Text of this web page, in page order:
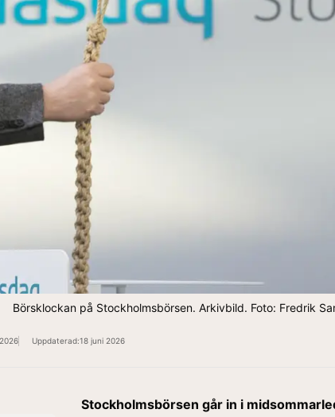
Börsklockan på Stockholmsbörsen. Arkivbild. Foto: Fredrik
Uppdaterad:18 juni 2026
Stockholmsbörsen går in i